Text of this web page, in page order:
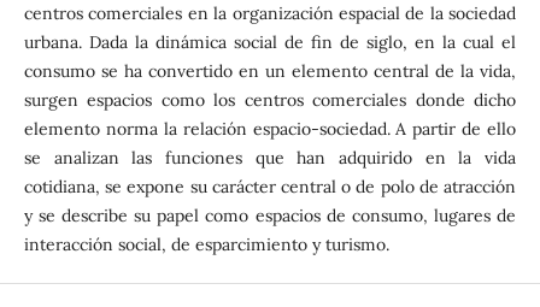
centros comerciales en la organización espacial de la sociedad
urbana. Dada la dinámica social de fin de siglo, en la cual el
consumo se ha convertido en un elemento central de la vida,
surgen espacios como los centros comerciales donde dicho
elemento norma la relación espacio-sociedad. A partir de ello
se analizan las funciones que han adquirido en la vida
cotidiana, se expone su carácter central o de polo de atracción
y se describe su papel como espacios de consumo, lugares de
interacción social, de esparcimiento y turismo.